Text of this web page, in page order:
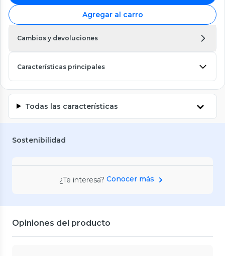
Agregar al carro
Cambios y devoluciones
Características principales
Todas las características
Sostenibilidad
¿Te interesa? Conocer más
Opiniones del producto